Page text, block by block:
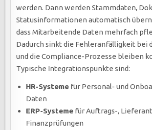
werden. Dann werden Stammdaten,
Statusinformationen automatisch
dass Mitarbeitende Daten mehrfach
Dadurch sinkt die Fehleranfälligkeit bei
und die Compliance-Prozesse bleiben
Typische Integrationspunkte sind:
HR-Systeme für Personal- und
Daten
ERP-Systeme für Auftrags-,
Finanzprüfungen